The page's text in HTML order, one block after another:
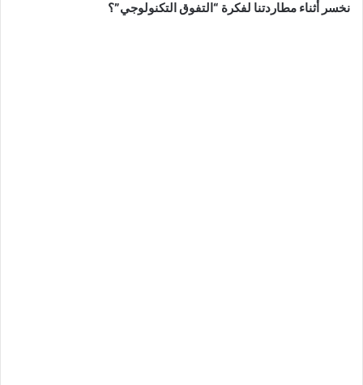
نخسر أثناء مطاردتنا لفكرة “التفوق التكنولوجي”؟